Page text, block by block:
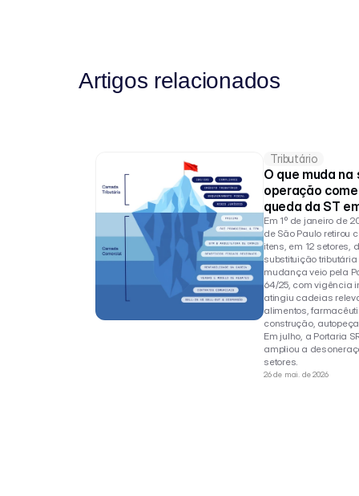
Artigos relacionados
Tributário
O que muda na
operação
queda da ST
Em 1º de janeiro de
de São Paulo retirou
itens, em 12 setores,
substituição tributária
mudança veio pela
64/25, com vigência
atingiu cadeias
alimentos,
construção,
Em julho, a Portaria
ampliou a
setores.
26 de mai. de 2026